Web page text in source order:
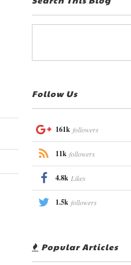
Follow Us
161k followers
11k followers
4.8k Likes
1.5k followers
Popular Articles